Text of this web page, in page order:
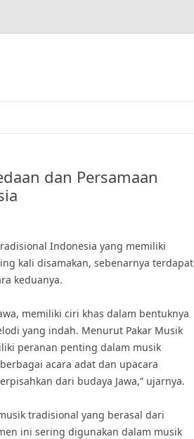
dan Persamaan
Indonesia yang memiliki
kali disamakan, sebenarnya terdapat
keduanya.
memiliki ciri khas dalam bentuknya
yang indah. Menurut Pakar Musik
peranan penting dalam musik
acara adat dan upacara
dari budaya Jawa,” ujarnya.
tradisional yang berasal dari
ini sering digunakan dalam musik